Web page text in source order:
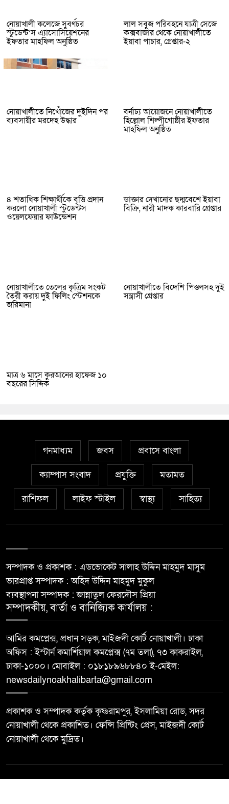
নোয়াখালী কলেজে সুবর্ণচর
স্টুডেন্ট’স এ্যাসোসিয়েশনের
ইফতার মাহফিল অনুষ্ঠিত
লাল সবুজ পরিবহনে যাত্রী সেজে
কক্সবাজার থেকে নোয়াখালীতে
ইয়াবা পাচার, গ্রেপ্তার-২
নোয়াখালীতে নিখোঁজের দুইদিন পর
ব্যবসায়ীর মরদেহ উদ্ধার
বর্নাঢ্য আয়োজনে নোয়াখালীতে
হিল্লোল শিল্পীগোষ্ঠীর ইফতার
মাহফিল অনুষ্ঠিত
৪ শতাধিক শিক্ষার্থীকে বৃত্তি প্রদান
করলো নোয়াখালী স্টুডেন্টস
ওয়েলফেয়ার ফাউন্ডেশন
ডাক্তার দেখানোর ছদ্মবেশে ইয়াবা
বিক্রি, নারী মাদক কারবারি গ্রেপ্তার
নোয়াখালীতে তেলের কৃত্রিম সংকট
তৈরী করায় দুই ফিলিং স্টেশনকে
জরিমানা
নোয়াখালীতে বিদেশি পিস্তলসহ দুই
সন্ত্রাসী গ্রেপ্তার
মাত্র ৬ মাসে কুরআনের হাফেজ ১০
বছরের সিদ্দিক
গনমাধ্যম জবস প্রবাসে বাংলা
ক্যাম্পাস সংবাদ প্রযুক্তি মতামত
রাশিফল লাইফ স্টাইল স্বাস্থ্য সাহিত্য
সম্পাদক ও প্রকাশক : এডভোকেট সালাহ উদ্দিন মাহমুদ মাসুম
ভারপ্রাপ্ত সম্পাদক : অহিদ উদ্দিন মাহমুদ মুকুল
ব্যবস্থাপনা সম্পাদক : জান্নাতুল ফেরদৌস প্রিয়া
সম্পাদকীয়, বার্তা ও বানিজ্যিক কার্যালয় :
আমির কমপ্লেক্স, প্রধান সড়ক, মাইজদী কোর্ট নোয়াখালী। ঢাকা
অফিস : ইস্টার্ন কমার্শিয়াল কমপ্লেক্স (৭ম তলা), ৭৩ কাকরাইল,
ঢাকা-১০০০। মোবাইল : ০১৮১৮৯৬৮৮৪০ ই-মেইল:
newsdailynoakhalibarta@gmail.com
প্রকাশক ও সম্পাদক কর্তৃক কৃষ্ণরামপুর, ইসলামিয়া রোড, সদর
নোয়াখালী থেকে প্রকাশিত। ফেন্সি প্রিন্টিং প্রেস, মাইজদী কোর্ট
নোয়াখালী থেকে মুদ্রিত।